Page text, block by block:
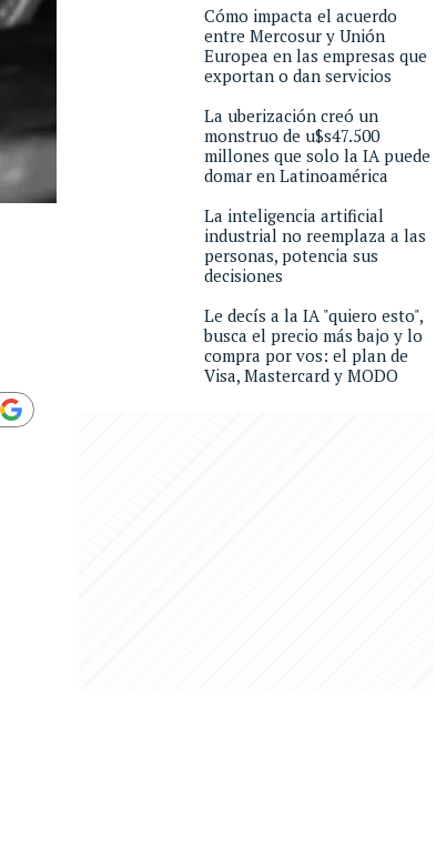
Cómo impacta el acuerdo
entre Mercosur y Unión
Europea en las empresas que
exportan o dan servicios
La uberización creó un
monstruo de u$s47.500
millones que solo la IA puede
domar en Latinoamérica
La inteligencia artificial
industrial no reemplaza a las
personas, potencia sus
decisiones
Le decís a la IA "quiero esto",
busca el precio más bajo y lo
compra por vos: el plan de
Visa, Mastercard y MODO